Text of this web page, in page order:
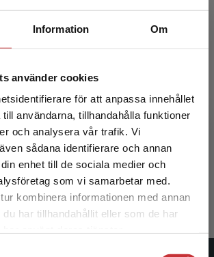
Information Om
använder cookies
för att anpassa innehållet
användarna, tillhandahålla funktioner
och analysera vår trafik. Vi
sådana identifierare och annan
enhet till de sociala medier och
som vi samarbetar med.
kombinera informationen med annan
har tillhandahållit eller som de har
fraktregion
att du besöker
via en enhet utanför Sverige.
leveranser utanför Sverige. För
informationsdriven vård och AI
m.fl. (red.)
kr